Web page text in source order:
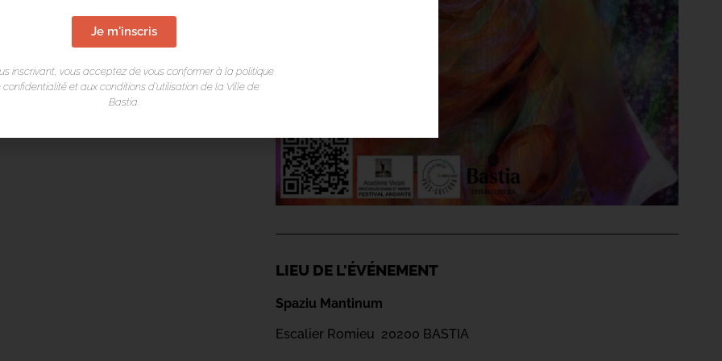
LIEU DE L'ÉVÉNEMENT
Spaziu Mantinum
Escalier Romieu 20200 BASTIA
Je m'inscris
inscrivant, vous acceptez de vous conformer à la politique
confidentialité et aux conditions d’utilisation de la Ville de
Bastia.